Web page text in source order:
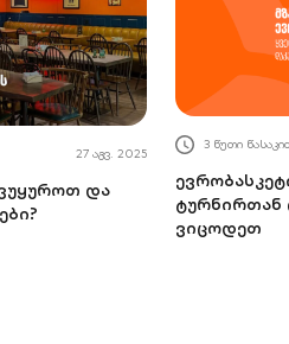
27 აგვ. 2025
ვუყუროთ და
3 წუთი
ტურნირთან
ვიცოდეთ